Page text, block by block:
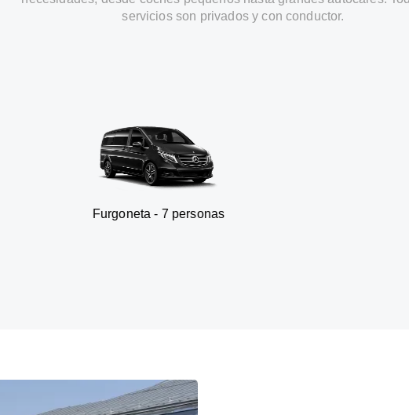
servicios son privados y con conductor.
Furgoneta - 7 personas SUV -